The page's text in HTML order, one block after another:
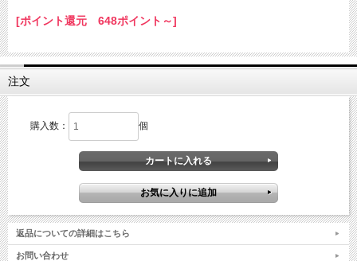
[ポイント還元 648ポイント～]
注文
購入数： 個
返品についての詳細はこちら
お問い合わせ